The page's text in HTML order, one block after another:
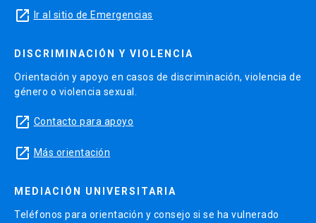
6 controles, 1 por clase 15%
3 foros evaluadas 25%
1 Trabajo Grupal 30%
1 evaluación final 30%
launch Ir al sitio de Emergencias
DISCRIMINACIÓN Y VIOLENCIA
Orientación y apoyo en casos de discriminación, violencia de
género o violencia sexual.
launch Contacto para apoyo
launch Más orientación
MEDIACIÓN UNIVERSITARIA
Teléfonos para orientación y consejo si se ha vulnerado